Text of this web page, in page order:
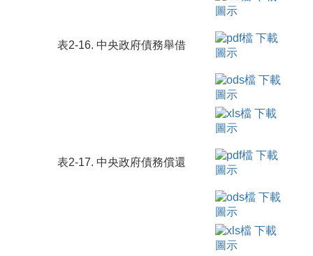
表2-16. 中央政府債務舉借
表2-17. 中央政府債務償還